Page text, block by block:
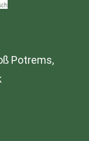
Potrems,